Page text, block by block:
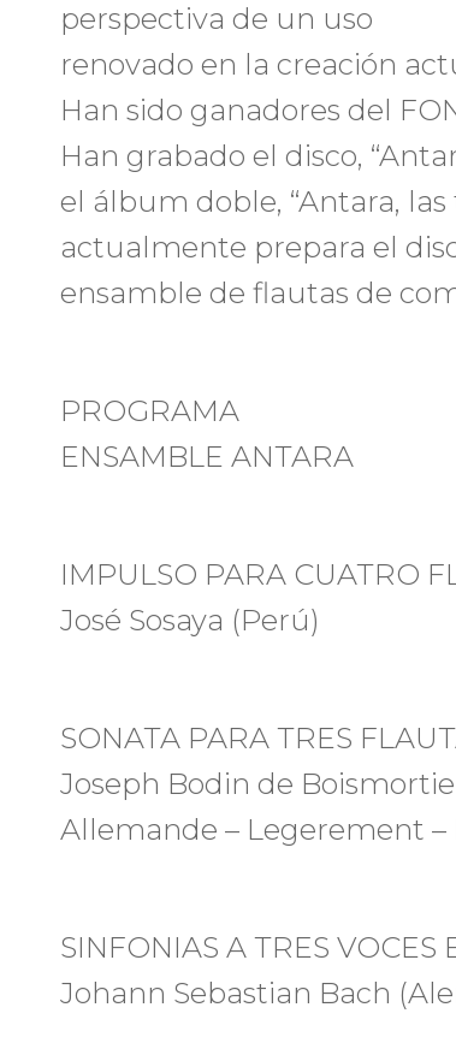
perspectiva de un uso
renovado en la creación
Han sido ganadores del
Han grabado el disco,
el álbum doble, “Antara,
actualmente prepara el
ensamble de flautas de
PROGRAMA
ENSAMBLE ANTARA
IMPULSO PARA CUATRO
José Sosaya (Perú)
SONATA PARA TRES
Joseph Bodin de
Allemande – Legerement
SINFONIAS A TRES VOCES
Johann Sebastian Bach